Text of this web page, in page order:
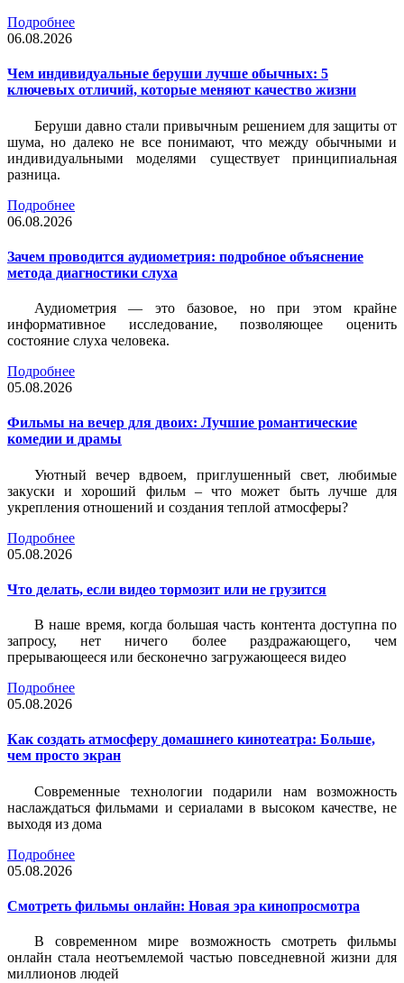
Подробнее
06.08.2026
Чем индивидуальные беруши лучше обычных: 5
ключевых отличий, которые меняют качество жизни
Беруши давно стали привычным решением для защиты от
шума, но далеко не все понимают, что между обычными и
индивидуальными моделями существует принципиальная
разница.
Подробнее
06.08.2026
Зачем проводится аудиометрия: подробное объяснение
метода диагностики слуха
Аудиометрия — это базовое, но при этом крайне
информативное исследование, позволяющее оценить
состояние слуха человека.
Подробнее
05.08.2026
Фильмы на вечер для двоих: Лучшие романтические
комедии и драмы
Уютный вечер вдвоем, приглушенный свет, любимые
закуски и хороший фильм – что может быть лучше для
укрепления отношений и создания теплой атмосферы?
Подробнее
05.08.2026
Что делать, если видео тормозит или не грузится
В наше время, когда большая часть контента доступна по
запросу, нет ничего более раздражающего, чем
прерывающееся или бесконечно загружающееся видео
Подробнее
05.08.2026
Как создать атмосферу домашнего кинотеатра: Больше,
чем просто экран
Современные технологии подарили нам возможность
наслаждаться фильмами и сериалами в высоком качестве, не
выходя из дома
Подробнее
05.08.2026
Смотреть фильмы онлайн: Новая эра кинопросмотра
В современном мире возможность смотреть фильмы
онлайн стала неотъемлемой частью повседневной жизни для
миллионов людей